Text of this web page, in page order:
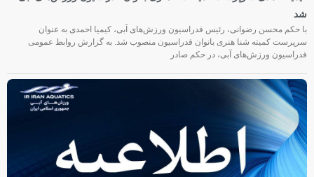
شد
با حکم محسن رضوانی، رئیس فدراسیون ورزش‌های آبی، کیمیا احمدی به عنوان
سرپرست کمیته شنا هنری بانوان فدراسیون منصوب شد. به گزارش روابط عمومی
فدراسیون ورزش‌های آبی، در حکم صادر